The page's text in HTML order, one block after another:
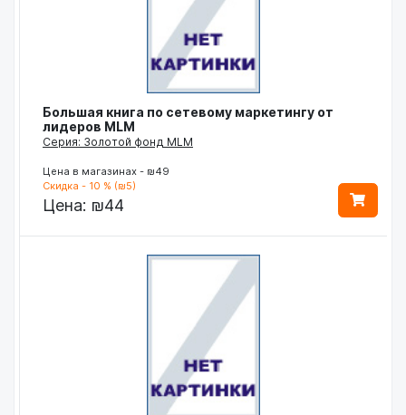
Большая книга по сетевому маркетингу от
лидеров MLM
Серия: Золотой фонд MLM
Цена в магазинах - ₪49
Скидка - 10 % (₪5)
Цена: ₪44